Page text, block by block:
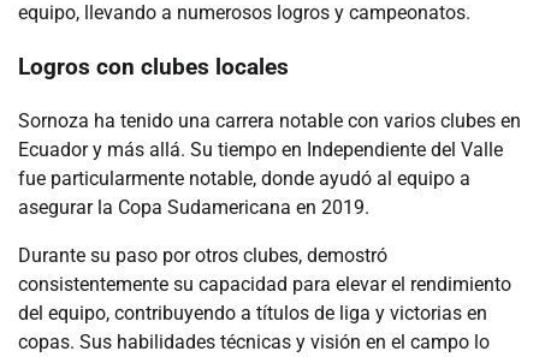
equipo, llevando a numerosos logros y campeonatos.
Logros con clubes locales
Sornoza ha tenido una carrera notable con varios clubes en
Ecuador y más allá. Su tiempo en Independiente del Valle
fue particularmente notable, donde ayudó al equipo a
asegurar la Copa Sudamericana en 2019.
Durante su paso por otros clubes, demostró
consistentemente su capacidad para elevar el rendimiento
del equipo, contribuyendo a títulos de liga y victorias en
copas. Sus habilidades técnicas y visión en el campo lo